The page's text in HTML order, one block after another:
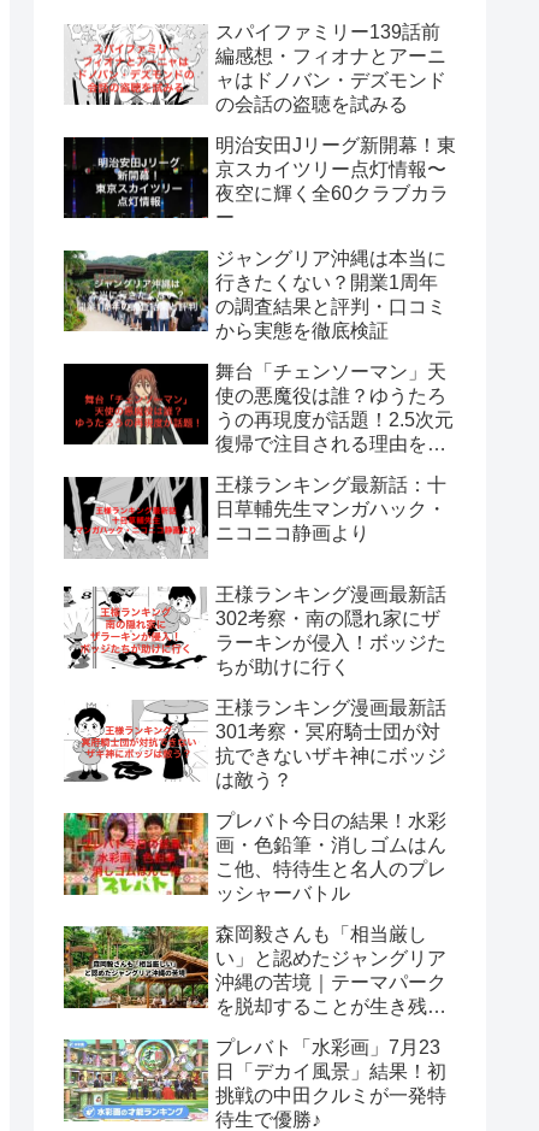
スパイファミリー139話前
編感想・フィオナとアーニ
ャはドノバン・デズモンド
の会話の盗聴を試みる
明治安田Jリーグ新開幕！東
京スカイツリー点灯情報〜
夜空に輝く全60クラブカラ
ー
ジャングリア沖縄は本当に
行きたくない？開業1周年
の調査結果と評判・口コミ
から実態を徹底検証
舞台「チェンソーマン」天
使の悪魔役は誰？ゆうたろ
うの再現度が話題！2.5次元
復帰で注目される理由を解
王様ランキング最新話：十
日草輔先生マンガハック・
ニコニコ静画より
王様ランキング漫画最新話
302考察・南の隠れ家にザ
ラーキンが侵入！ボッジた
ちが助けに行く
王様ランキング漫画最新話
301考察・冥府騎士団が対
抗できないザキ神にボッジ
は敵う？
プレバト今日の結果！水彩
画・色鉛筆・消しゴムはん
こ他、特待生と名人のプレ
ッシャーバトル
森岡毅さんも「相当厳し
い」と認めたジャングリア
沖縄の苦境｜テーマパーク
を脱却することが生き残る
プレバト「水彩画」7月23
日「デカイ風景」結果！初
挑戦の中田クルミが一発特
待生で優勝♪